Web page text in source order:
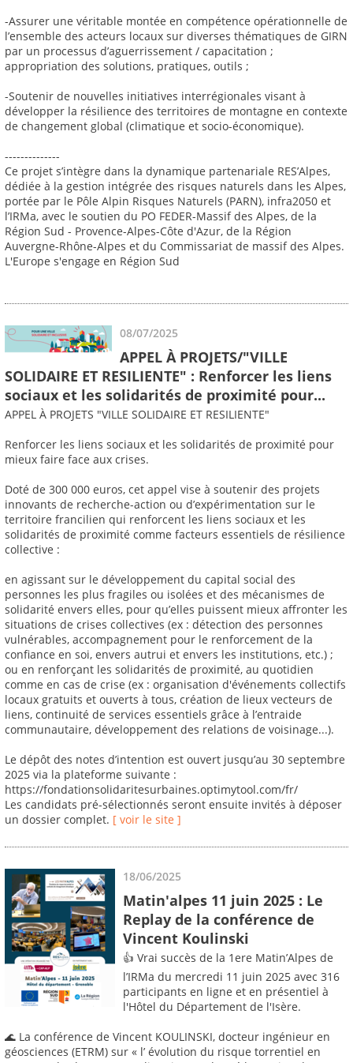
-Assurer une véritable montée en compétence opérationnelle de
l’ensemble des acteurs locaux sur diverses thématiques de GIRN
par un processus d’aguerrissement / capacitation ;
appropriation des solutions, pratiques, outils ;
-Soutenir de nouvelles initiatives interrégionales visant à
développer la résilience des territoires de montagne en contexte
de changement global (climatique et socio-économique).
--------------
Ce projet s’intègre dans la dynamique partenariale RES’Alpes,
dédiée à la gestion intégrée des risques naturels dans les Alpes,
portée par le Pôle Alpin Risques Naturels (PARN), infra2050 et
l’IRMa, avec le soutien du PO FEDER-Massif des Alpes, de la
Région Sud - Provence-Alpes-Côte d'Azur, de la Région
Auvergne-Rhône-Alpes et du Commissariat de massif des Alpes.
L'Europe s'engage en Région Sud
08/07/2025
APPEL À PROJETS/"VILLE
SOLIDAIRE ET RESILIENTE" : Renforcer les liens
sociaux et les solidarités de proximité pour...
APPEL À PROJETS "VILLE SOLIDAIRE ET RESILIENTE"
Renforcer les liens sociaux et les solidarités de proximité pour
mieux faire face aux crises.
Doté de 300 000 euros, cet appel vise à soutenir des projets
innovants de recherche-action ou d’expérimentation sur le
territoire francilien qui renforcent les liens sociaux et les
solidarités de proximité comme facteurs essentiels de résilience
collective :
en agissant sur le développement du capital social des
personnes les plus fragiles ou isolées et des mécanismes de
solidarité envers elles, pour qu’elles puissent mieux affronter les
situations de crises collectives (ex : détection des personnes
vulnérables, accompagnement pour le renforcement de la
confiance en soi, envers autrui et envers les institutions, etc.) ;
ou en renforçant les solidarités de proximité, au quotidien
comme en cas de crise (ex : organisation d'événements collectifs
locaux gratuits et ouverts à tous, création de lieux vecteurs de
liens, continuité de services essentiels grâce à l’entraide
communautaire, développement des relations de voisinage...).
Le dépôt des notes d’intention est ouvert jusqu’au 30 septembre
2025 via la plateforme suivante :
https://fondationsolidaritesurbaines.optimytool.com/fr/
Les candidats pré-sélectionnés seront ensuite invités à déposer
un dossier complet. [ voir le site ]
18/06/2025
Matin'alpes 11 juin 2025 : Le
Replay de la conférence de
Vincent Koulinski
👍 Vrai succès de la 1ere Matin’Alpes de
l’IRMa du mercredi 11 juin 2025 avec 316
participants en ligne et en présentiel à
l'Hôtel du Département de l'Isère.
🌊 La conférence de Vincent KOULINSKI, docteur ingénieur en
géosciences (ETRM) sur « l’ évolution du risque torrentiel en